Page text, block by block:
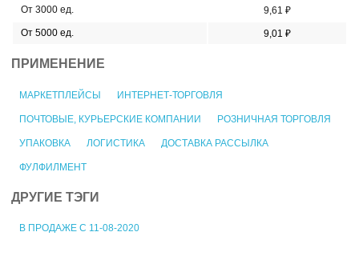
От 3000 ед.
9,61 ₽
От 5000 ед.
9,01 ₽
ПРИМЕНЕНИЕ
МАРКЕТПЛЕЙСЫ ИНТЕРНЕТ-ТОРГОВЛЯ
ПОЧТОВЫЕ, КУРЬЕРСКИЕ КОМПАНИИ РОЗНИЧНАЯ ТОРГОВЛЯ
УПАКОВКА ЛОГИСТИКА ДОСТАВКА РАССЫЛКА
ФУЛФИЛМЕНТ
ДРУГИЕ ТЭГИ
В ПРОДАЖЕ С 11-08-2020